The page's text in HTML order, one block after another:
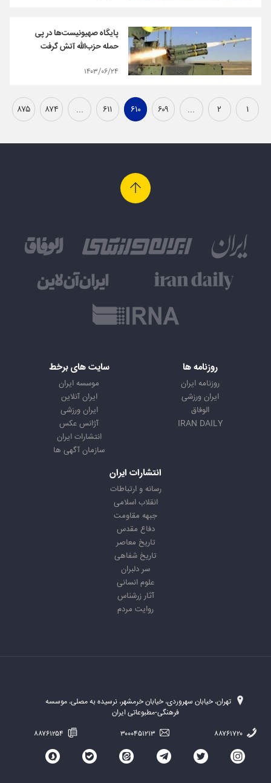
پایگاه صهیونیست‌ها در پی
حمله حزب‌الله آتش گرفت
۱۴۰۳/۰۶/۲۴
۱ ۲ ... ۶۰۹ ۶۱۰ ۶۱۱ ... ۸۷۴ ۸۷۵
روزنامه ها
روزنامه ایران
ایران ورزشی
الوفاق
IRAN DAILY
سایت های برخط
موسسه ایران
ایران آنلاین
ایران ورزشی
آژانس عکس
انتشارات ایران
سازمان آگهی ها
انتشارات ایران
رسانه و ارتباطات
انقلاب اسلامی
جبهه مقاومت
دفاع مقدس
تاریخ معاصر
تاریخ شفاهی
سر دلبران
علوم انسانی
آثار زرشناس
روایت مردم
تهران، خیابان سهروردی، خیابان خرمشهر، نرسیده به مصلی، موسسه
فرهنگی-مطبوعاتی ایران